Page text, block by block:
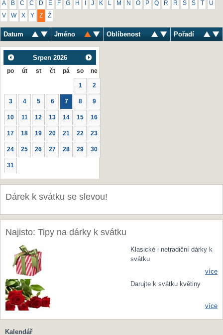
A B C Č D E F G H J K M N O P Q R Ř S Š U
V W X Y Z Ž
Datum Jméno Oblíbenost Pořadí
Srpen 2026
po út st čt pá so ne
1 2
3 4 5 6 7 8 9
10 11 12 13 14 15 16
17 18 19 20 21 22 23
24 25 26 27 28 29 30
31
Dárek k svátku se slevou!
Najisto: Tipy na dárky k svátku
Klasické i netradiční dárky k
svátku
více
Darujte k svátku květiny
více
Kalendář